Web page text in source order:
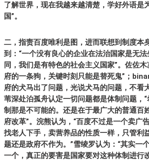
了解世界，现在我越来越清楚，学好外语是
国”。
二，指责百度唯利是图，进而联想到制度本
到：“一个没有良心的企业在法治国家是无
同，我们是有特色的社会主义国家”。佐佐
府的一条狗，关键时刻只能是替死鬼”；
府的犬马出了问题，光说犬马的问题，不看
苇深处泊孤舟认定一切问题都是体制问题，
制那是不可能的。还是在于最广大的普通百
府改革”。浣熊认为，“百度不过是一个卖广
找老人下手，卖营养品的性质一样，只管利
题还是政府不作为。”雪绫罗认为：“其实一
一个，真正的要害是国家要对这种体制进行